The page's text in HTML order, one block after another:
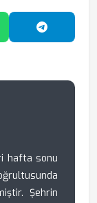
Paylaş
hafta sonu
Şehrin